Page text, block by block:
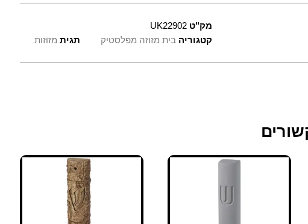
מק"ט UK22902
קטגוריה בית מזוזה מפלסטיק תגית מזוזות